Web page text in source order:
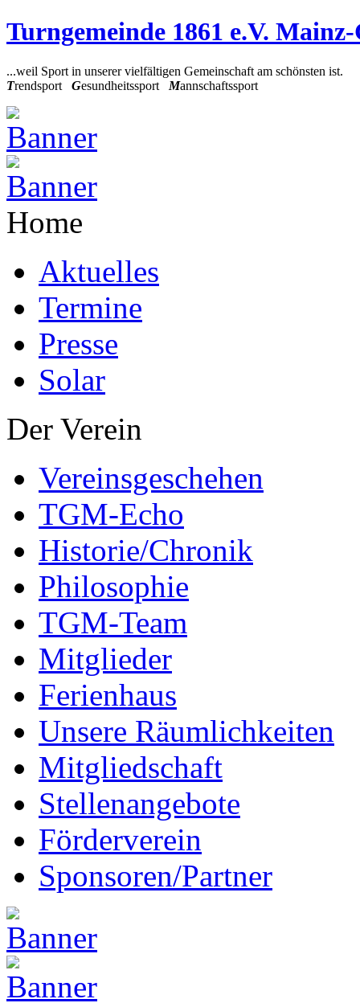
Turngemeinde 1861 e.V.
...weil Sport in unserer vielfältigen Gemeinschaft am schönsten ist.
Trendsport Gesundheitssport Mannschaftssport
Home
Aktuelles
Termine
Presse
Solar
Der Verein
Vereinsgeschehen
TGM-Echo
Historie/Chronik
Philosophie
TGM-Team
Mitglieder
Ferienhaus
Unsere Räumlichkeiten
Mitgliedschaft
Stellenangebote
Förderverein
Sponsoren/Partner